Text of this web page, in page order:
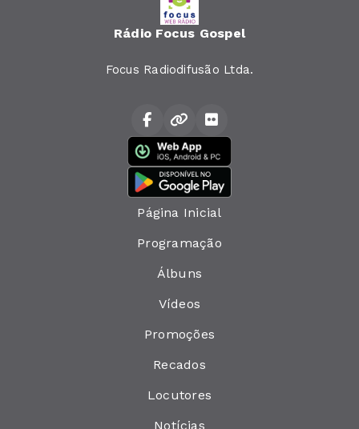
Rádio Focus Gospel
Focus Radiodifusão Ltda.
Página Inicial
Programação
Álbuns
Vídeos
Promoções
Recados
Locutores
Notícias